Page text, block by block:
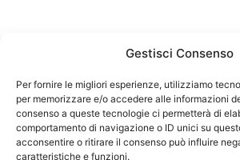
Gestisci Consenso
Per fornire le migliori esperienze, utilizziamo
per memorizzare e/o accedere alle informazioni
consenso a queste tecnologie ci permetterà di
comportamento di navigazione o ID unici su
acconsentire o ritirare il consenso può influire
caratteristiche e funzioni.
Federazione Nazionale Degli
codice fiscale
Responsabile sito internet